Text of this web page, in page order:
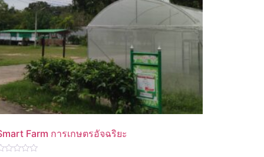
Farm การเกษตรอัจฉริยะ